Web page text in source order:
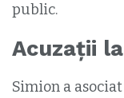
public.
Acuzații
Simion a